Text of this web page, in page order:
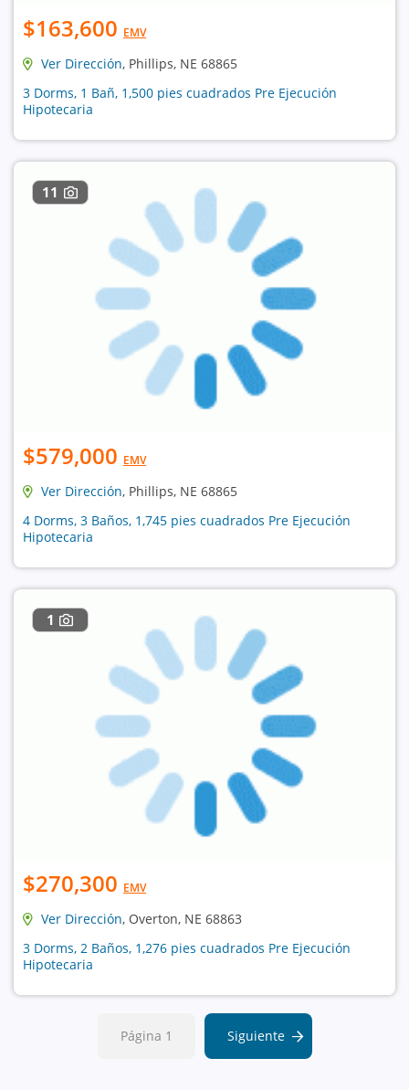
$163,600 EMV
Ver Dirección, Phillips, NE 68865
3 Dorms, 1 Bañ, 1,500 pies cuadrados Pre Ejecución
Hipotecaria
11
$579,000 EMV
Ver Dirección, Phillips, NE 68865
4 Dorms, 3 Baños, 1,745 pies cuadrados Pre Ejecución
Hipotecaria
1
$270,300 EMV
Ver Dirección, Overton, NE 68863
3 Dorms, 2 Baños, 1,276 pies cuadrados Pre Ejecución
Hipotecaria
Página 1 Siguiente